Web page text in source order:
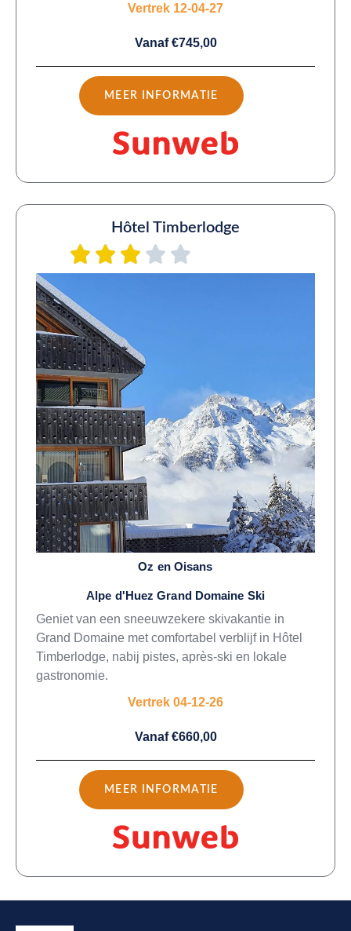
Vertrek 12-04-27
Vanaf €745,00
MEER INFORMATIE
Hôtel Timberlodge
Oz en Oisans
Alpe d'Huez Grand Domaine Ski
Geniet van een sneeuwzekere skivakantie in
Grand Domaine met comfortabel verblijf in Hôtel
Timberlodge, nabij pistes, après-ski en lokale
gastronomie.
Vertrek 04-12-26
Vanaf €660,00
MEER INFORMATIE